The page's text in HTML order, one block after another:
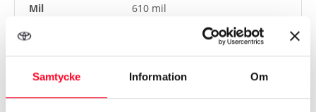
Samtycke Information Om
Mil
610 mil
579 900 kr